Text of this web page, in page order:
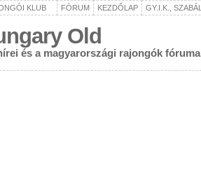
KLUB FÓRUM KEZDŐLAP GY.I.K.,
Old
és a magyarországi rajongók fóruma